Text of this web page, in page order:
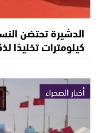
كيلومترات تخليدًا
أخبار الصحراء